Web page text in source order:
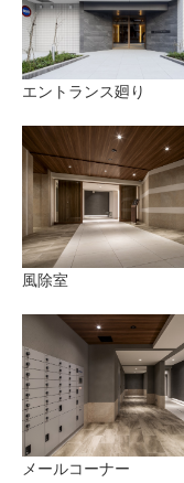
エントランス廻り
風除室
メールコーナー